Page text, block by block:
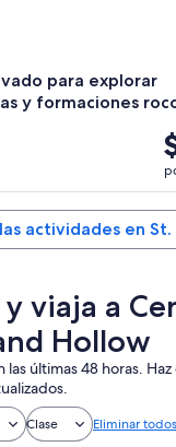
para explorar
y formaciones
actividades en
y viaja a
Hollow
últimas 48 horas.
Clase Eliminar